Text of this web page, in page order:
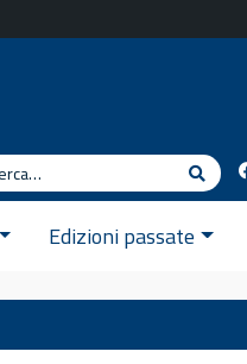
Cerca
Edizioni passate